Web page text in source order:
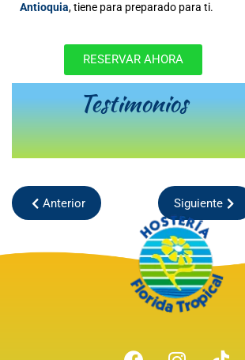
Antioquia, tiene para preparado para ti.
RESERVAR AHORA
Testimonios
Anterior Siguiente